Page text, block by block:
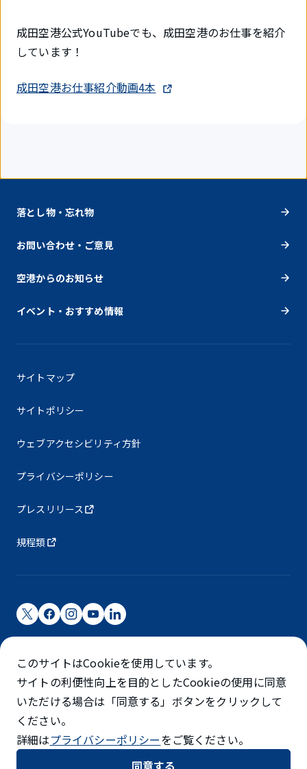
成田空港公式YouTubeでも、成田空港のお仕事を紹介
しています！
成田空港お仕事紹介動画4本
落とし物・忘れ物
お問い合わせ・ご意見
空港からのお知らせ
イベント・おすすめ情報
サイトマップ
サイトポリシー
ウェブアクセシビリティ方針
プライバシーポリシー
プレスリリース
規程類
成田国際空港株式会社
成田国際空港は成田国際空港㈱（NAA）が運営しています
©NARITA INTERNATIONAL AIRPORT CORPORATION
SKYTRAX
5スターエアポート
このサイトはCookieを使用しています。
サイトの利便性向上を目的としたCookieの使用に同意
いただける場合は「同意する」ボタンをクリックして
ください。
詳細はプライバシーポリシーをご覧ください。
同意する